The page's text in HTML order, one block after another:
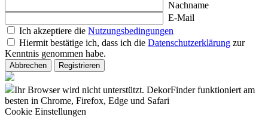
Nachname
E-Mail
Ich akzeptiere die Nutzungsbedingungen
Hiermit bestätige ich, dass ich die Datenschutzerklärung zur
Kenntnis genommen habe.
Abbrechen Registrieren
Ihr Browser wird nicht unterstützt. DekorFinder funktioniert am
besten in Chrome, Firefox, Edge und Safari
Cookie Einstellungen